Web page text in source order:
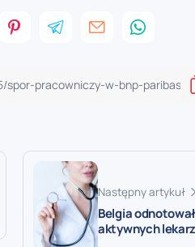
Następny artykuł
Belgia
aktywnych